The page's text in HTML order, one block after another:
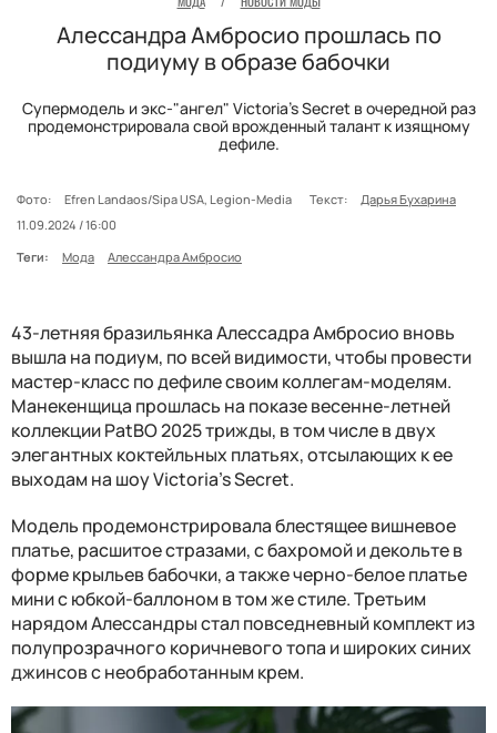
Алессандра Амбросио прошлась по
подиуму в образе бабочки
Супермодель и экс-"ангел" Victoria's Secret в очередной раз
продемонстрировала свой врожденный талант к изящному
дефиле.
Фото: Efren Landaos/Sipa USA, Legion-Media Текст:
Дарья Бухарина
11.09.2024 / 16:00
Теги:
Мода Алессандра Амбросио
43-летняя бразильянка Алессадра Амбросио вновь
вышла на подиум, по всей видимости, чтобы провести
мастер-класс по дефиле своим коллегам-моделям.
Манекенщица прошлась на показе весенне-летней
коллекции PatBO 2025 трижды, в том числе в двух
элегантных коктейльных платьях, отсылающих к ее
выходам на шоу Victoria's Secret.
Модель продемонстрировала блестящее вишневое
платье, расшитое стразами, с бахромой и декольте в
форме крыльев бабочки, а также черно-белое платье
мини с юбкой-баллоном в том же стиле. Третьим
нарядом Алессандры стал повседневный комплект из
полупрозрачного коричневого топа и широких синих
джинсов с необработанным крем.